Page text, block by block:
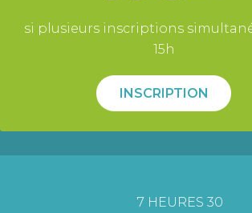
si plusieurs inscriptions
15h
INSCRIPTION
7 HEURES 30